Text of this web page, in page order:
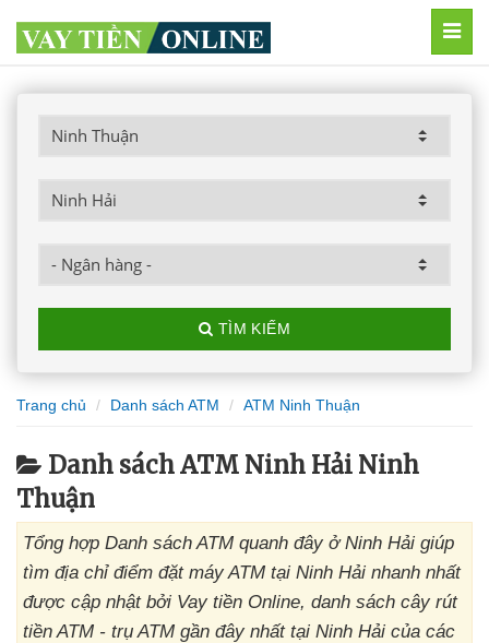
TÌM KIẾM
Trang chủ Danh sách ATM ATM Ninh Thuận
Danh sách ATM Ninh Hải Ninh
Thuận
Tổng hợp Danh sách ATM quanh đây ở Ninh Hải giúp
tìm địa chỉ điểm đặt máy ATM tại Ninh Hải nhanh nhất
được cập nhật bởi Vay tiền Online, danh sách cây rút
tiền ATM - trụ ATM gần đây nhất tại Ninh Hải của các